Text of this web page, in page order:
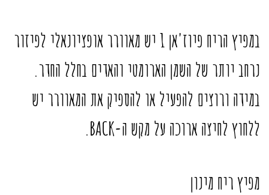
במפיץ הריח פיוז'אן 1 יש מאוורר אופציונאלי לפיזור
נרחב יותר של השמן הארומטי והאדים בחלל החדר.
במידה ורוצים להפעיל או להספיק את המאוורר יש
ללחוץ לחיצה ארוכה על מקש ה-BACK.
מפיץ ריח מינון